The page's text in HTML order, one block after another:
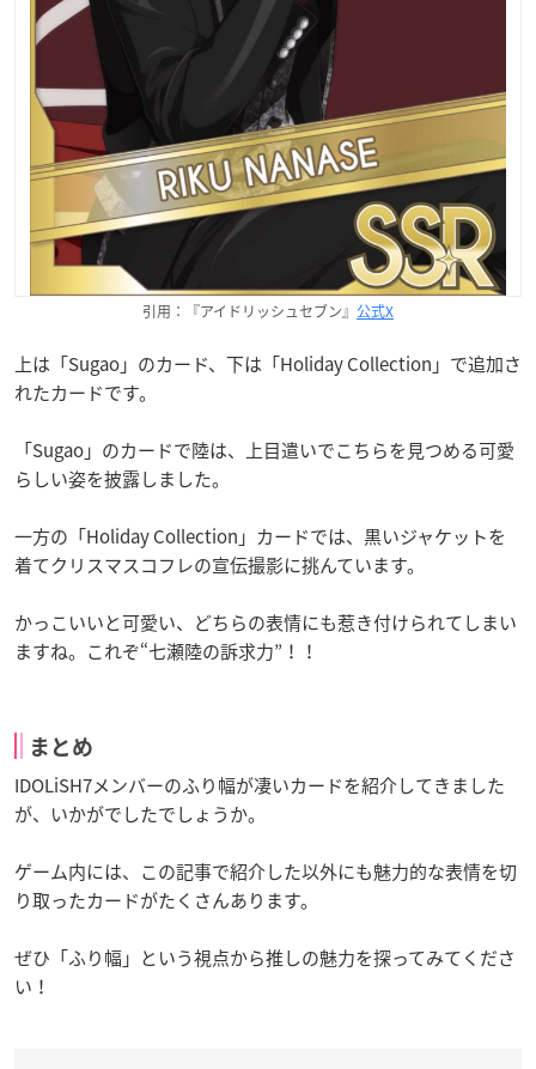
引用：『アイドリッシュセブン』 公式X
上は「Sugao」のカード、下は「Holiday Collection」で追加さ
れたカードです。
「Sugao」のカードで陸は、上目遣いでこちらを見つめる可愛
らしい姿を披露しました。
一方の「Holiday Collection」カードでは、黒いジャケットを
着てクリスマスコフレの宣伝撮影に挑んています。
かっこいいと可愛い、どちらの表情にも惹き付けられてしまい
ますね。これぞ“七瀬陸の訴求力”！！
まとめ
IDOLiSH7メンバーのふり幅が凄いカードを紹介してきました
が、いかがでしたでしょうか。
ゲーム内には、この記事で紹介した以外にも魅力的な表情を切
り取ったカードがたくさんあります。
ぜひ「ふり幅」という視点から推しの魅力を探ってみてくださ
い！